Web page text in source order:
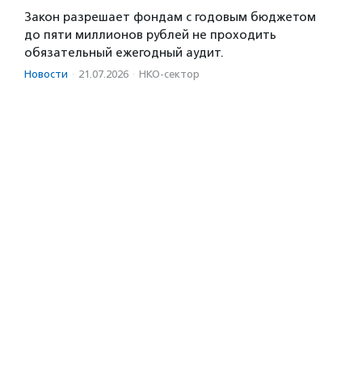
Закон разрешает фондам с годовым бюджетом
до пяти миллионов рублей не проходить
обязательный ежегодный аудит.
Новости · 21.07.2026 · НКО-сектор